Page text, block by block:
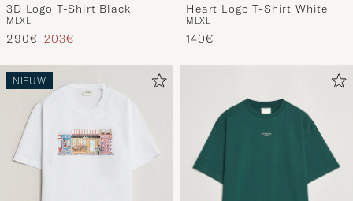
3D Logo T-Shirt Black
M LXL
Reguliere prijs
290€ Verlaagd prijs
203€
Heart Logo T-Shirt White
M LXL
140€
NIEUW